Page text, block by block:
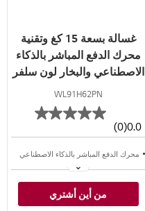
غسالة بسعة 15 كغ وتقنية
محرك الدفع المباشر بالذكاء
الاصطناعي والبخار لون سلفر
WL91H62PN
0.0
(0)
محرك الدفع المباشر بالذكاء الاصطناعي
من أين أشتري